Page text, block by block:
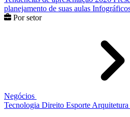
planejamento de suas aulas
Por setor
Negócios
Tecnologia Direito Esporte Arquitetura